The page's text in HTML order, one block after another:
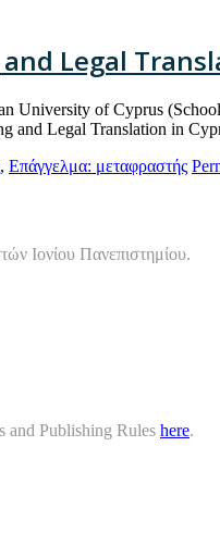
Legal
University of Cyprus
and Legal Translation in
, Επάγγελμα: μεταφραστής
Ιονίου Πανεπιστημίου.
and Publishing Rules here.